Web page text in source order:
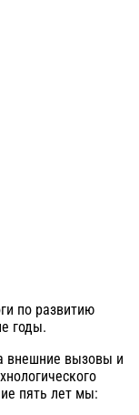
по развитию
годы.
внешние вызовы и
пять лет мы: